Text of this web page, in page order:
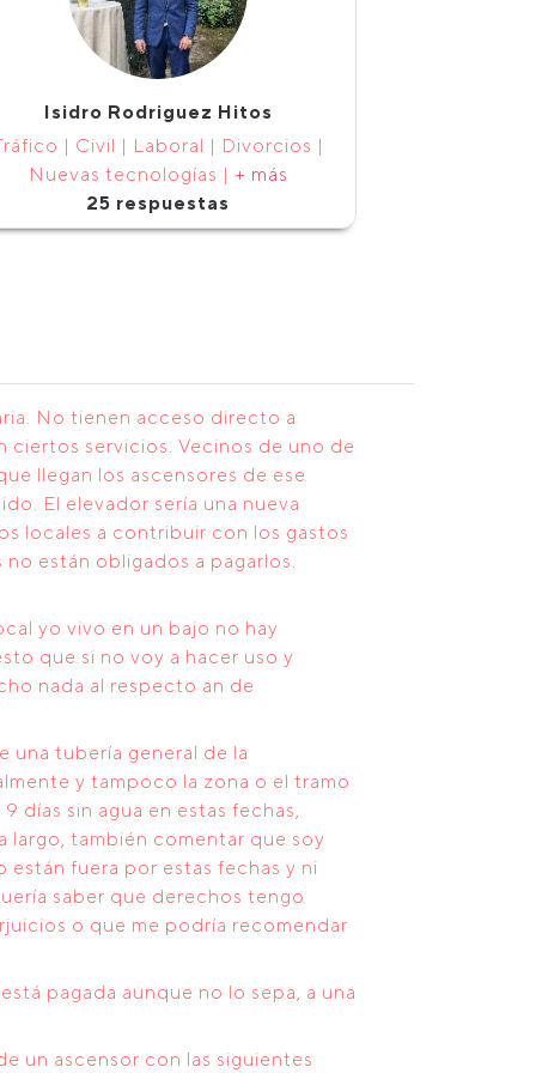
Isidro Rodriguez Hitos
| Civil | Laboral | Divorcios |
Nuevas tecnologías | + más
25 respuestas
No tienen acceso directo a
ciertos servicios. Vecinos de uno de
llegan los ascensores de ese
El elevador sería una nueva
locales a contribuir con los gastos
están obligados a pagarlos.
yo vivo en un bajo no hay
que si no voy a hacer uso y
nada al respecto an de
una tubería general de la
y tampoco la zona o el tramo
días sin agua en estas fechas,
largo, también comentar que soy
fuera por estas fechas y ni
saber que derechos tengo
o que me podría recomendar
pagada aunque no lo sepa, a una
un ascensor con las siguientes